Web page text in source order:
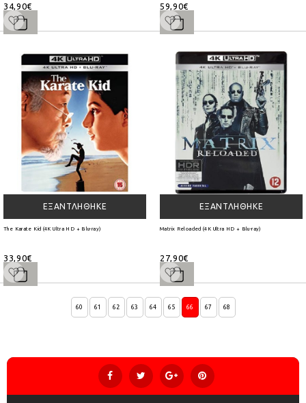
34,90€ 59,90€
ΕΞΑΝΤΛΉΘΗΚΕ
The Karate Kid (4K Ultra HD + Blu-ray)
33,90€
ΕΞΑΝΤΛΉΘΗΚΕ
Matrix Reloaded (4K Ultra HD + Blu-ray)
27,90€
60 61 62 63 64 65 66 67 68